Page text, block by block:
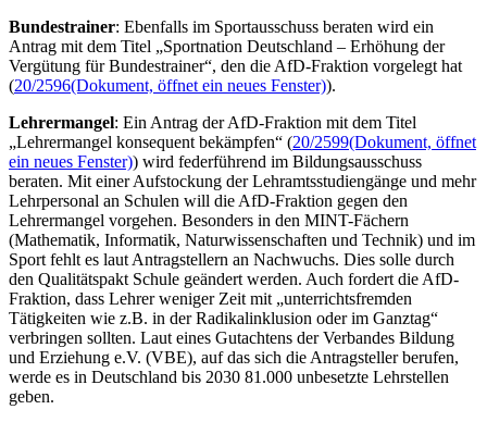
Bundestrainer: Ebenfalls im Sportausschuss beraten wird ein
Antrag mit dem Titel „Sportnation Deutschland – Erhöhung der
Vergütung für Bundestrainer“, den die AfD-Fraktion vorgelegt hat
(20/2596(Dokument, öffnet ein neues Fenster)).
Lehrermangel: Ein Antrag der AfD-Fraktion mit dem Titel
„Lehrermangel konsequent bekämpfen“ (20/2599(Dokument, öffnet
ein neues Fenster)) wird federführend im Bildungsausschuss
beraten. Mit einer Aufstockung der Lehramtsstudiengänge und mehr
Lehrpersonal an Schulen will die AfD-Fraktion gegen den
Lehrermangel vorgehen. Besonders in den MINT-Fächern
(Mathematik, Informatik, Naturwissenschaften und Technik) und im
Sport fehlt es laut Antragstellern an Nachwuchs. Dies solle durch
den Qualitätspakt Schule geändert werden. Auch fordert die AfD-
Fraktion, dass Lehrer weniger Zeit mit „unterrichtsfremden
Tätigkeiten wie z.B. in der Radikalinklusion oder im Ganztag“
verbringen sollten. Laut eines Gutachtens der Verbandes Bildung
und Erziehung e.V. (VBE), auf das sich die Antragsteller berufen,
werde es in Deutschland bis 2030 81.000 unbesetzte Lehrstellen
geben.